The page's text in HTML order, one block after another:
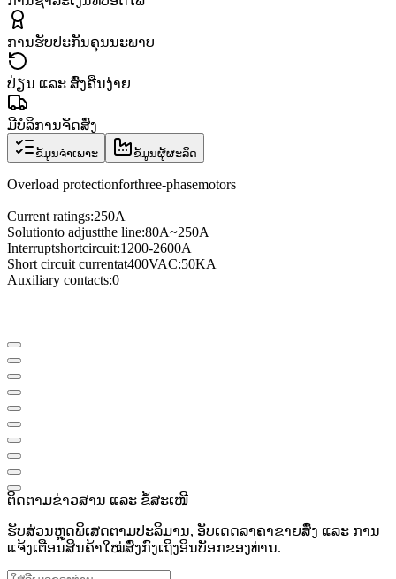
ການຮັບປະກັນຄຸນນະພາບ
ປ່ຽນ ແລະ ສົ່ງຄືນງ່າຍ
ມີບໍລິການຈັດສົ່ງ
ຂໍ້ມູນຈຳເພາະ ຂໍ້ມູນຜູ້ຜະລິດ
Overload protectionforthree-phasemotors
Current ratings:250A
Solutionto adjustthe line:80A~250A
Interruptshortcircuit:1200-2600A
Short circuit currentat400VAC:50KA
Auxiliary contacts:0
ຕິດຕາມຂ່າວສານ ແລະ ຂໍ້ສະເໜີ
ຮັບສ່ວນຫຼຸດພິເສດຕາມປະລິມານ, ອັບເດດລາຄາຂາຍສົ່ງ ແລະ ການ
ແຈ້ງເຕືອນສິນຄ້າໃໝ່ສົ່ງກົງເຖິງອິນບັອກຂອງທ່ານ.